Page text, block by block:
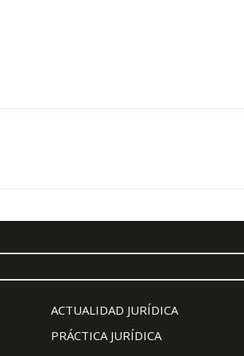
ACTUALIDAD JURÍDICA
PRÁCTICA JURÍDICA